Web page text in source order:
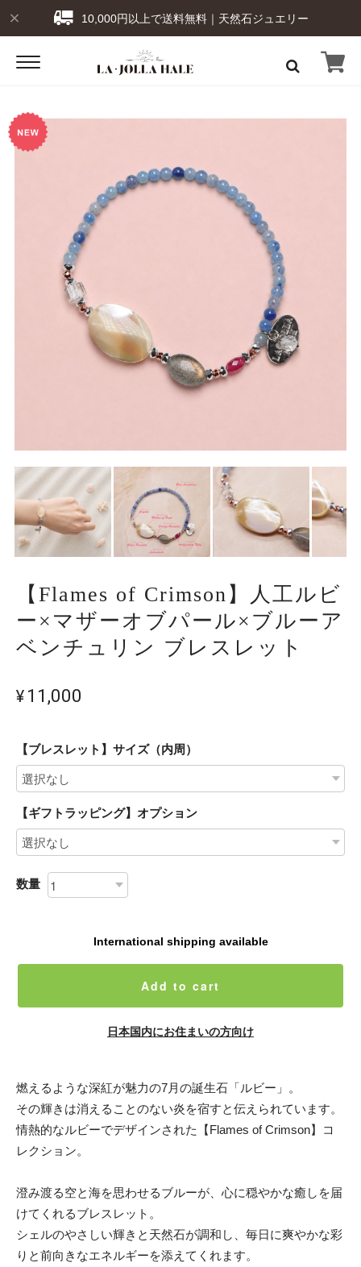
10,000円以上で送料無料｜天然石ジュエリー
【Flames of Crimson】人工ルビ
ー×マザーオブパール×ブルーア
ベンチュリン ブレスレット
¥11,000
【ブレスレット】サイズ（内周）
【ギフトラッピング】オプション
数量
International shipping available
Add to cart
日本国内にお住まいの方向け
燃えるような深紅が魅力の7月の誕生石「ルビー」。
その輝きは消えることのない炎を宿すと伝えられています。
情熱的なルビーでデザインされた【Flames of Crimson】コ
レクション。
澄み渡る空と海を思わせるブルーが、心に穏やかな癒しを届
けてくれるブレスレット。
シェルのやさしい輝きと天然石が調和し、毎日に爽やかな彩
りと前向きなエネルギーを添えてくれます。